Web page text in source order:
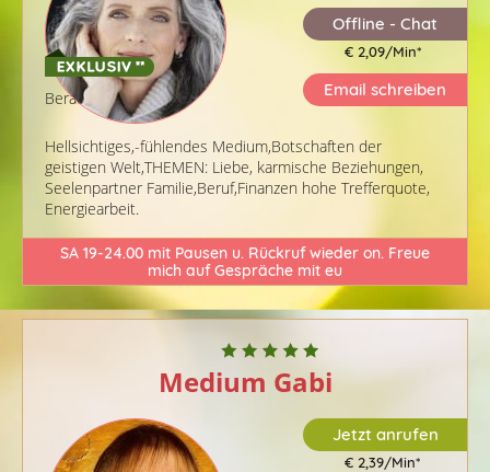
Berater-ID: 268
Hellsichtiges,-fühlendes Medium,Botschaften der
geistigen Welt,THEMEN: Liebe, karmische Beziehungen,
Seelenpartner Familie,Beruf,Finanzen hohe Trefferquote,
Energiearbeit.
Offline - Chat
€ 2,09/Min*
Email schreiben
SA 19-24.00 mit Pausen u. Rückruf wieder on. Freue
mich auf Gespräche mit eu
Medium Gabi
Jetzt anrufen
€ 2,39/Min*